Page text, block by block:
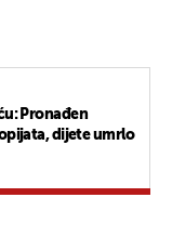
Pronađen
dijete umrlo